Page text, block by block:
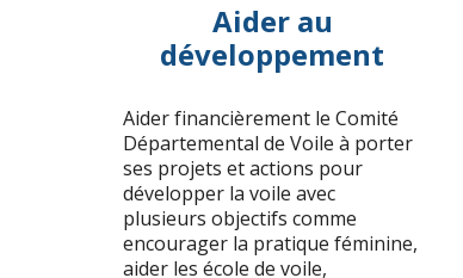
Aider au
développement
Aider financièrement le Comité
Départemental de Voile à porter
ses projets et actions pour
développer la voile avec
plusieurs objectifs comme
encourager la pratique féminine,
aider les école de voile,